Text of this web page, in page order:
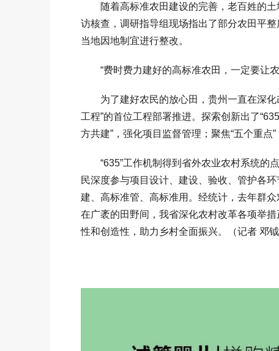
随着高标准农田建设的完善，老百姓的土
访核查，调研指导组现场指出了部分农田平
当地因地制宜进行整改。
“费时费力建好的高标准农田，一定要让农
为了建好农民的放心田，贵州一直在深化
工程”的首位工程部署推进。探索创新出了
方共建”，强化项目监督管理；聚焦“五个重点”
“635”工作机制得到省外农业农村系统的
民深度参与项目设计、建设、验收、管护各
建、高标准管、高标准用。经统计，去年群
在广袤的田野间，我省深化农村改革各项举
性和创造性，助力乡村全面振兴。（记者 邓钺